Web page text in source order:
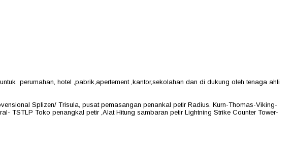
perumahan, hotel ,pabrik,apertement ,kantor,sekolahan dan di dukung oleh tenaga ahli
Splizen/ Trisula, pusat pemasangan penankal petir Radius. Kurn-Thomas-Viking-
TSTLP Toko penangkal petir ,Alat Hitung sambaran petir Lightning Strike Counter Tower-